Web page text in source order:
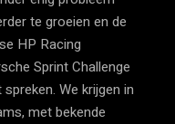
te groeien en de
HP Racing
Sprint Challenge
We krijgen in
met bekende